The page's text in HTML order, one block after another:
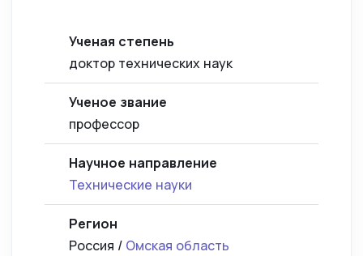
Ученая степень
доктор технических наук
Ученое звание
профессор
Научное направление
Технические науки
Регион
Россия / Омская область